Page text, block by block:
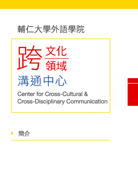
簡介